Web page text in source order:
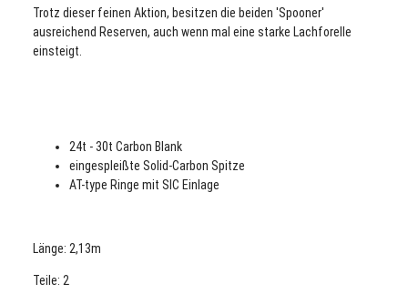
Trotz dieser feinen Aktion, besitzen die beiden 'Spooner'
ausreichend Reserven, auch wenn mal eine starke Lachforelle
einsteigt.
24t - 30t Carbon Blank
eingespleißte Solid-Carbon Spitze
AT-type Ringe mit SIC Einlage
Länge: 2,13m
Teile: 2